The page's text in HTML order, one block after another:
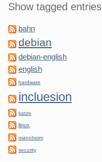
Show tagged entries
bahn
debian
debian-english
english
hardware
incluesion
katze
linux
mannheim
security